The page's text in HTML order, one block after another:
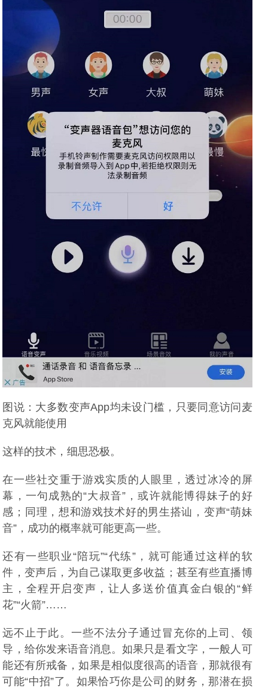
图说：大多数变声App均未设门槛，只要同意访问麦
克风就能使用
这样的技术，细思恐极。
在一些社交重于游戏实质的人眼里，透过冰冷的屏
幕，一句成熟的“大叔音”，或许就能博得妹子的好
感；同理，想和游戏技术好的男生搭讪，变声“萌妹
音”，成功的概率就可能更高一些。
还有一些职业“陪玩”“代练”，就可能通过这样的软
件，变声后，为自己谋取更多收益；甚至有些直播博
主，全程开启变声，让人多送价值真金白银的“鲜
花”“火箭”……
远不止于此。一些不法分子通过冒充你的上司、领
导，给你发来语音消息。如果只是看文字，一般人可
能还有所戒备，如果是相似度很高的语音，那就很有
可能“中招”了。如果恰巧你是公司的财务，那潜在损